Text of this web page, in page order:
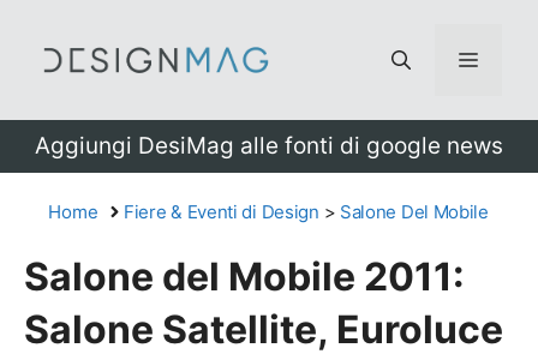
Menu
Aggiungi DesiMag alle fonti di google news
Home Fiere & Eventi di Design > Salone Del Mobile
Salone del Mobile 2011:
Salone Satellite, Euroluce